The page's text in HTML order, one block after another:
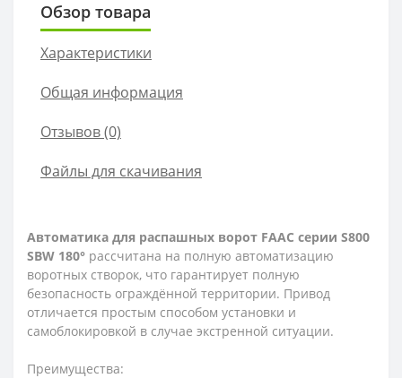
Обзор товара
Характеристики
Общая информация
Отзывов (0)
Файлы для скачивания
Автоматика для распашных ворот FAAC серии S800
SBW 180° рассчитана на полную автоматизацию
воротных створок, что гарантирует полную
безопасность ограждённой территории. Привод
отличается простым способом установки и
самоблокировкой в случае экстренной ситуации.
Преимущества: